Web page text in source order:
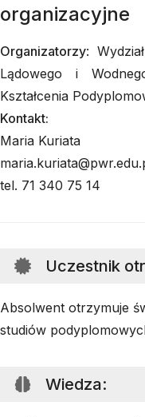
organizacyjne
Organizatorzy:
Lądowego i
Kształcenia
Kontakt:
Maria Kuriata
tel. 71 340 75 14
Uczestnik
Absolwent otrzymuje
studiów
Wiedza: